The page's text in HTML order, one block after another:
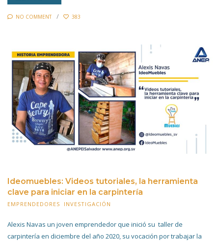
NO COMMENT 383
Ideomuebles: Videos tutoriales, la herramienta
clave para iniciar en la carpintería
EMPRENDEDORES INVESTIGACIÓN
Alexis Navas un joven emprendedor que inició su taller de
carpintería en diciembre del año 2020, su vocación por trabajar la